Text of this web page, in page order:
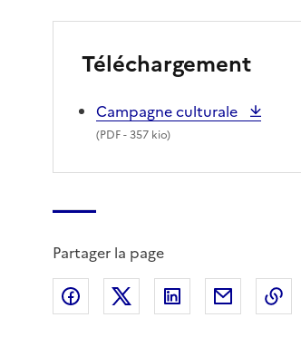
Téléchargement
Campagne culturale
(PDF- 357 kio)
Partager la page
Partager sur Facebook
Partager sur X
Partager sur